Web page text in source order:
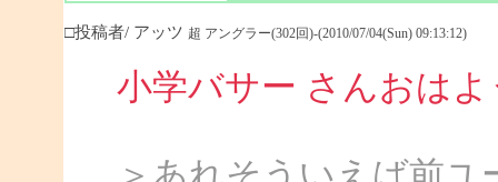
□投稿者/ アッツ 超 アングラー(302回)-(2010/07/04(Sun) 09:13:12)
小学バサー さんおは